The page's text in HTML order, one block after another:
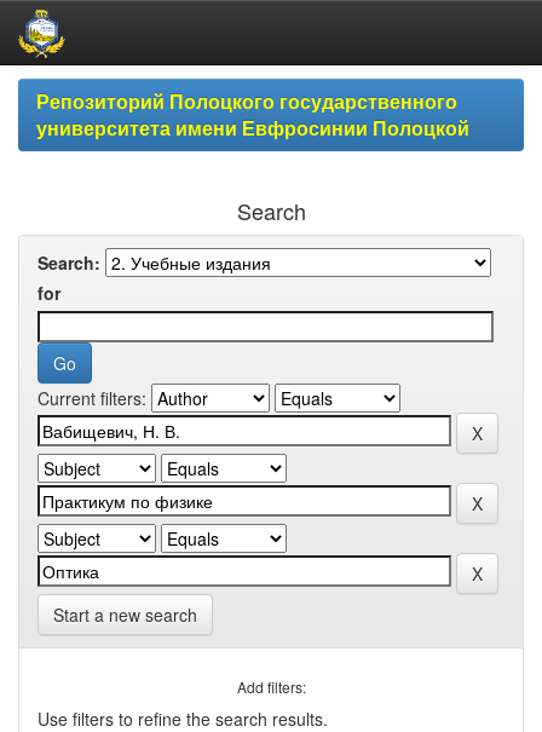
Skip
navigationРепозиторий Полоцкого государственного
университета имени Евфросинии Полоцкой
Search
Search:
for
Current filters:
Start a new search
Add filters:
Use filters to refine the search results.